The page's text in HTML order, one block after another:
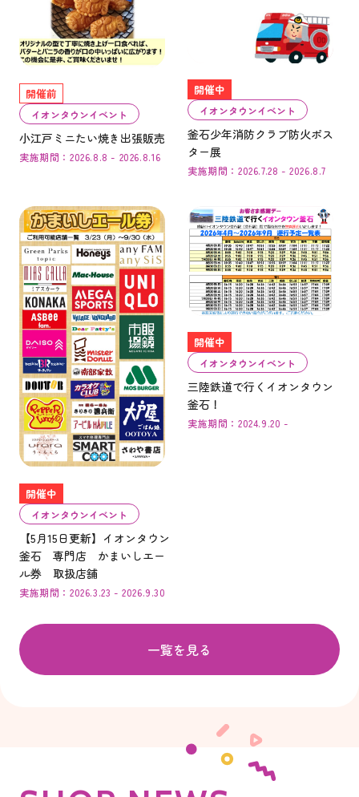
開催前
イオンタウンイベント
小江戸ミニたい焼き出張販売
実施期間：2026.8.8 - 2026.8.16
開催中
イオンタウンイベント
釜石少年消防クラブ防火ポス
ター展
実施期間：2026.7.28 - 2026.8.7
開催中
イオンタウンイベント
【5月15日更新】イオンタウン
釜石 専門店 かまいしエー
ル券 取扱店舗
実施期間：2026.3.23 - 2026.9.30
開催中
イオンタウンイベント
三陸鉄道で行くイオンタウン
釜石！
実施期間：2024.9.20 -
一覧を見る